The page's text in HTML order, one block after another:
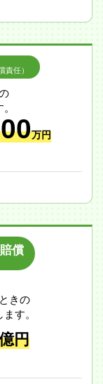
責任）
万円
償
きの
す。
円